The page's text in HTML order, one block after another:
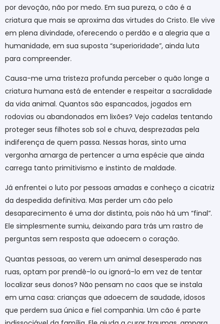
por devoção, não por medo. Em sua pureza, o cão é a
criatura que mais se aproxima das virtudes do Cristo. Ele vive
em plena divindade, oferecendo o perdão e a alegria que a
humanidade, em sua suposta “superioridade”, ainda luta
para compreender.
Causa-me uma tristeza profunda perceber o quão longe a
criatura humana está de entender e respeitar a sacralidade
da vida animal. Quantos são espancados, jogados em
rodovias ou abandonados em lixões? Vejo cadelas tentando
proteger seus filhotes sob sol e chuva, desprezadas pela
indiferença de quem passa. Nessas horas, sinto uma
vergonha amarga de pertencer a uma espécie que ainda
carrega tanto primitivismo e instinto de maldade.
Já enfrentei o luto por pessoas amadas e conheço a cicatriz
da despedida definitiva. Mas perder um cão pelo
desaparecimento é uma dor distinta, pois não há um “final”.
Ele simplesmente sumiu, deixando para trás um rastro de
perguntas sem resposta que adoecem o coração.
Quantas pessoas, ao verem um animal desesperado nas
ruas, optam por prendê-lo ou ignorá-lo em vez de tentar
localizar seus donos? Não pensam no caos que se instala
em uma casa: crianças que adoecem de saudade, idosos
que perdem sua única e fiel companhia. Um cão é parte